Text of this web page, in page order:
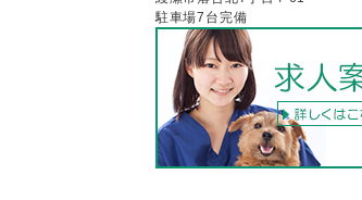
駐車場7台完備